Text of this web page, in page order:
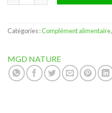
Catégories :Complément alimentaire,
MGD NATURE